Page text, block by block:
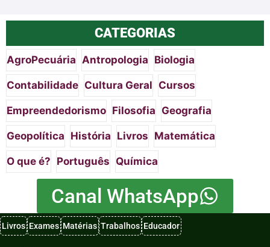
CATEGORIAS
AgroPecuária Antropologia Biologia
Contabilidade Cultura Geral Cursos
Empreendedorismo Filosofia Geografia
Geopolítica História Livros Matemática
O que é? Português Química
Canal WhatsApp
Livros Exames Matérias Trabalhos Educador